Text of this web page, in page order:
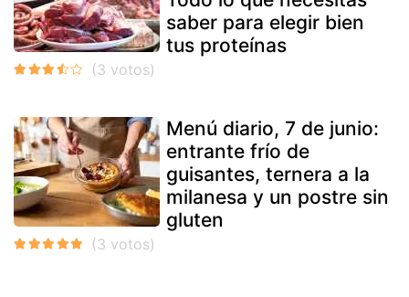
saber para elegir bien
tus proteínas
Menú diario, 7 de junio:
entrante frío de
guisantes, ternera a la
milanesa y un postre sin
gluten